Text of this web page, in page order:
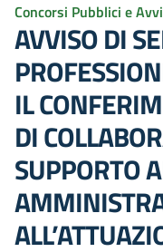
Concorsi Pubblici e
AVVISO DI
IL
DI
SUPPORTO